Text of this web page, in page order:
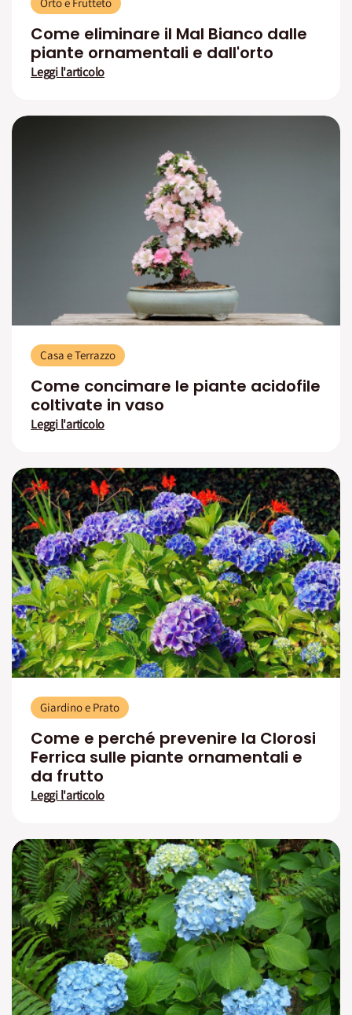
Come eliminare il Mal Bianco dalle
piante ornamentali e dall'orto
Leggi l'articolo
Casa e Terrazzo
Come concimare le piante acidofile
coltivate in vaso
Leggi l'articolo
Giardino e Prato
Come e perché prevenire la Clorosi
Ferrica sulle piante ornamentali e
da frutto
Leggi l'articolo